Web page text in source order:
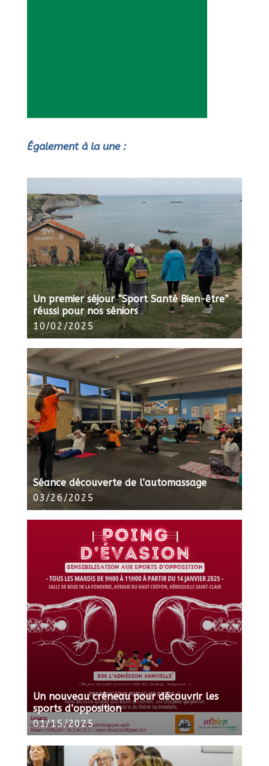
Également à la une :
Un premier séjour “Sport Santé Bien-être”
réussi pour nos séniors
10/02/2025
Séance découverte de l’automassage
03/26/2025
Un nouveau créneau pour découvrir les
sports d’opposition
01/15/2025